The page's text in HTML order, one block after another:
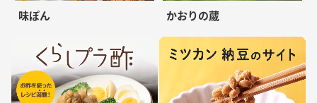
味ぽん かおりの蔵